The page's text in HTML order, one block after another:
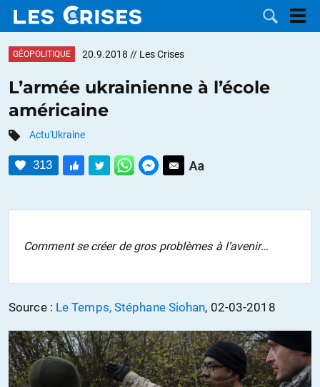
DOSSIERS
CATÉGORIES
DON
GÉOPOLITIQUE 20.9.2018 // Les Crises
L’armée ukrainienne à l’école
américaine
Actu'Ukraine
313
Comment se créer de gros problèmes à l’avenir…
Source : Le Temps, Stéphane Siohan, 02-03-2018